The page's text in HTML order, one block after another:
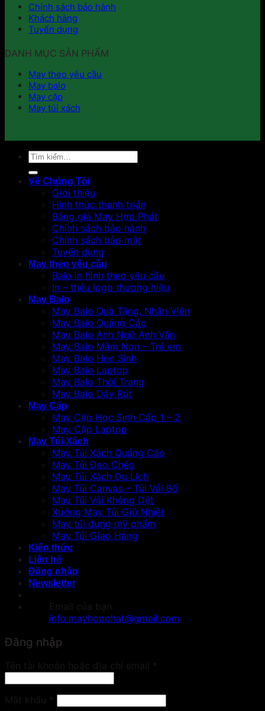
Chính sách bảo hành
Khách hàng
Tuyển dụng
DANH MỤC SẢN PHẨM
May theo yêu cầu
May balo
May cặp
May túi xách
Tìm
kiếm:
Về Chúng Tôi
Giới thiệu
Hình thức thanh toán
Bảng giá May Hợp Phát
Chính sách bảo hành
Chính sách bảo mật
Tuyển dụng
May theo yêu cầu
Balo in hình theo yêu cầu
In – thêu logo thương hiệu
May Balo
May Balo Quà Tặng, Nhân Viên
May Balo Quảng Cáo
May Balo Anh Ngữ Anh Văn
May Balo Mầm Non – Trẻ em
May Balo Học Sinh
May Balo Laptop
May Balo Thời Trang
May Balo Dây Rút
May Cặp
May Cặp Học Sinh Cấp 1 – 2
May Cặp Laptop
May Túi Xách
May Túi Xách Quảng Cáo
May Túi Đeo Chéo
May Túi Xách Du Lịch
May Túi Canvas – Túi Vải Bố
May Túi Vải Không Dệt
Xưởng May Túi Giữ Nhiệt
May túi đựng mỹ phẩm
May Túi Giao Hàng
Kiến thức
Liên hệ
Đăng nhập
Newsletter
info.mayhopphat@gmail.com
Đăng nhập